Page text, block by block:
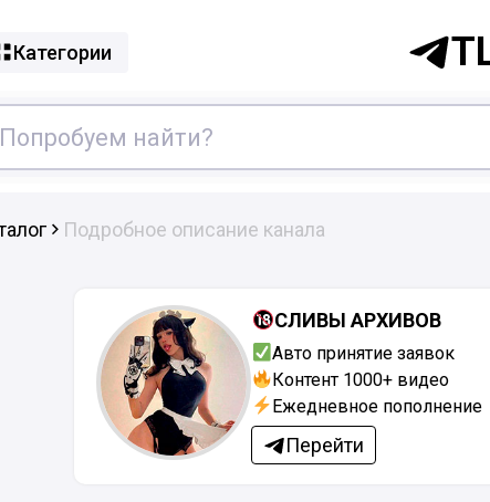
Категории
Подробное описание канала
СЛИВЫ АРХИВОВ
Авто принятие заявок
Контент 1000+ видео
Ежедневное пополнение
Перейти